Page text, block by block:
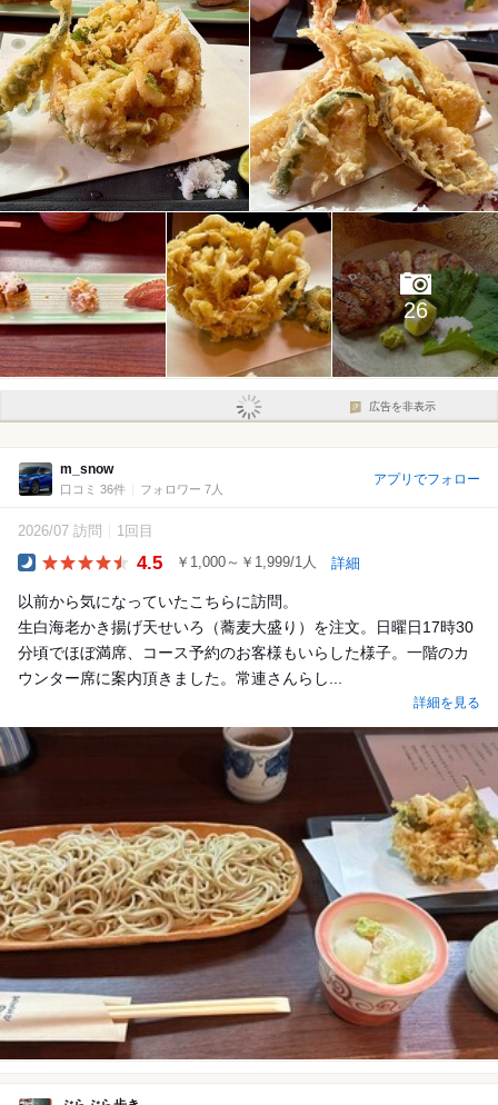
26
広告を非表示
m_snow
口コミ 36件 フォロワー 7人
アプリでフォロー
2026/07 訪問 1回目
4.5 ￥1,000～￥1,999/1人 詳細
以前から気になっていたこちらに訪問。
生白海老かき揚げ天せいろ（蕎麦大盛り）を注文。日曜日17時30
分頃でほぼ満席、コース予約のお客様もいらした様子。一階のカ
ウンター席に案内頂きました。常連さんらし...
詳細を見る